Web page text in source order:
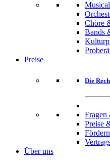
Chöre
Bands
Preise
Die
Fragen
Preise
Über uns